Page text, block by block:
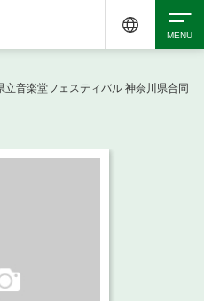
検索
音楽堂フェスティバル 神奈川県合同